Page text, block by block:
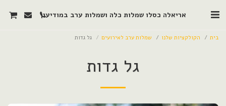
אריאלה כסלו שמלות כלה ושמלות ערב במודיעין
בית הקולקציות שלנו שמלות ערב לאירועים גל גדות
גל גדות